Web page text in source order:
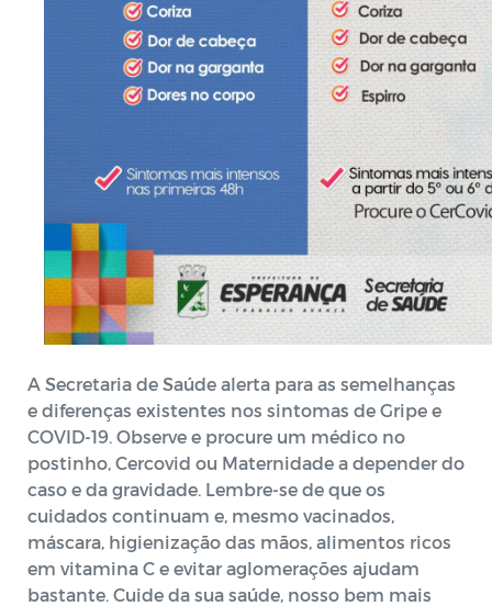
A Secretaria de Saúde alerta para as semelhanças
e diferenças existentes nos sintomas de Gripe e
COVID-19. Observe e procure um médico no
postinho, Cercovid ou Maternidade a depender do
caso e da gravidade. Lembre-se de que os
cuidados continuam e, mesmo vacinados,
máscara, higienização das mãos, alimentos ricos
em vitamina C e evitar aglomerações ajudam
bastante. Cuide da sua saúde, nosso bem mais